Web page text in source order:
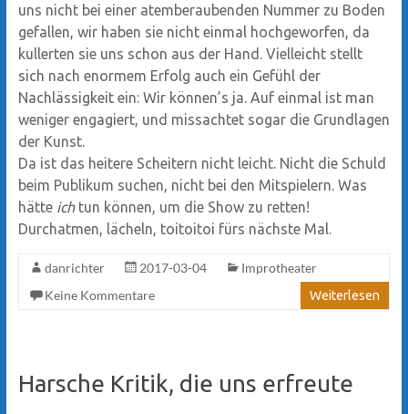
uns nicht bei einer atemberaubenden Nummer zu Boden
gefallen, wir haben sie nicht einmal hochgeworfen, da
kullerten sie uns schon aus der Hand. Vielleicht stellt
sich nach enormem Erfolg auch ein Gefühl der
Nachlässigkeit ein: Wir können’s ja. Auf einmal ist man
weniger engagiert, und missachtet sogar die Grundlagen
der Kunst.
Da ist das heitere Scheitern nicht leicht. Nicht die Schuld
beim Publikum suchen, nicht bei den Mitspielern. Was
hätte ichtun können, um die Show zu retten!
Durchatmen, lächeln, toitoitoi fürs nächste Mal.
danrichter 2017-03-04
Improtheater
Keine Kommentare
Weiterlesen
Harsche Kritik, die uns erfreute